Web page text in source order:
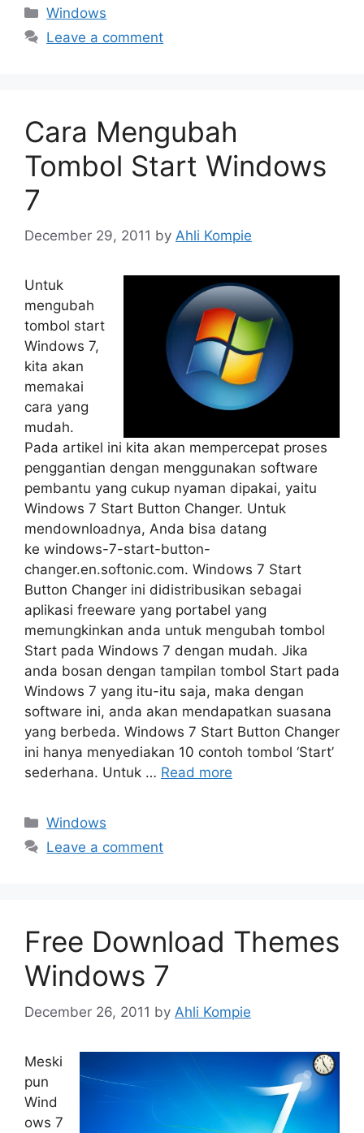
Categories
Windows
Leave a comment
Cara Mengubah
Tombol Start Windows
7
December 29, 2011 by Ahli Kompie
Untuk
mengubah
tombol start
Windows 7,
kita akan
memakai
cara yang
mudah.
Pada artikel ini kita akan mempercepat proses
penggantian dengan menggunakan software
pembantu yang cukup nyaman dipakai, yaitu
Windows 7 Start Button Changer. Untuk
mendownloadnya, Anda bisa datang
ke windows-7-start-button-
changer.en.softonic.com. Windows 7 Start
Button Changer ini didistribusikan sebagai
aplikasi freeware yang portabel yang
memungkinkan anda untuk mengubah tombol
Start pada Windows 7 dengan mudah. Jika
anda bosan dengan tampilan tombol Start pada
Windows 7 yang itu-itu saja, maka dengan
software ini, anda akan mendapatkan suasana
yang berbeda. Windows 7 Start Button Changer
ini hanya menyediakan 10 contoh tombol ‘Start’
sederhana. Untuk … Read more
Categories
Windows
Leave a comment
Free Download Themes
Windows 7
December 26, 2011 by Ahli Kompie
Meski
pun
Wind
ows 7